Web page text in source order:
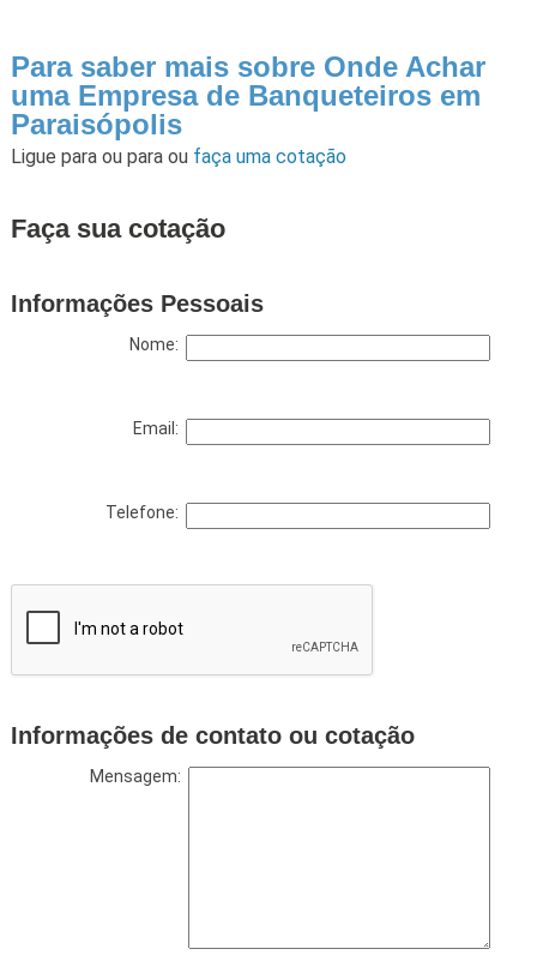
Para saber mais sobre Onde Achar
uma Empresa de Banqueteiros em
Paraisópolis
Ligue para ou para ou faça uma cotação
Faça sua cotação
Informações Pessoais
Nome:
Email:
Telefone:
Informações de contato ou cotação
Mensagem: